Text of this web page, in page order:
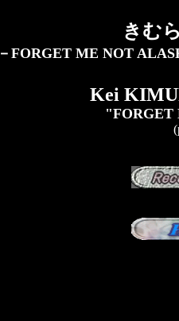
きむ
－FORGET ME NOT
Kei
"FORGET